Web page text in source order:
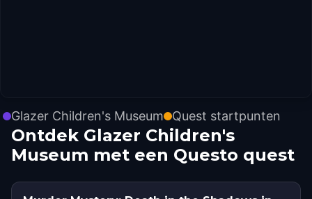
Glazer Children's Museum Quest startpunten
Ontdek Glazer Children's
Museum met een Questo quest